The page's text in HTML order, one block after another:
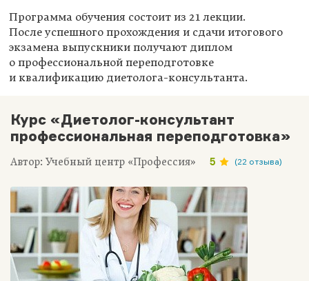
Программа обучения состоит из 21 лекции.
После успешного прохождения и сдачи итогового
экзамена выпускники получают диплом
о профессиональной переподготовке
и квалификацию диетолога-консультанта.
Курс «Диетолог-консультант
профессиональная переподготовка»
Автор: Учебный центр «Профессия» 5 (22 отзыва)